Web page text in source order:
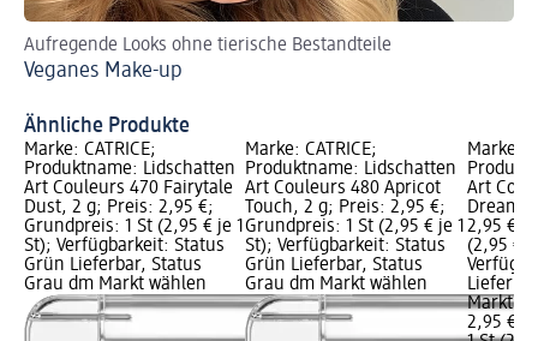
Aufregende Looks ohne tierische Bestandteile
Veganes Make-up
Ähnliche Produkte
Marke: CATRICE;
Produktname: Lidschatten
Art Couleurs 470 Fairytale
Dust, 2 g; Preis: 2,95 €;
Grundpreis: 1 St (2,95 € je 1
St); Verfügbarkeit: Status
Grün Lieferbar, Status
Grau dm Markt wählen
Marke: CATRICE;
Produktname: Lidschatten
Art Couleurs 480 Apricot
Touch, 2 g; Preis: 2,95 €;
Grundpreis: 1 St (2,95 € je 1
St); Verfügbarkeit: Status
Grün Lieferbar, Status
Grau dm Markt wählen
Marke:
Art
2,95 €;
(2,95 €
Markt
2,95 €